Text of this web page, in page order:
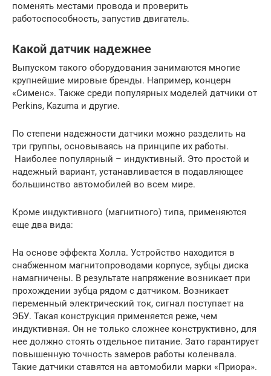
поменять местами провода и проверить
работоспособность, запустив двигатель.
Какой датчик надежнее
Выпуском такого оборудования занимаются многие
крупнейшие мировые бренды. Например, концерн
«Сименс». Также среди популярных моделей датчики от
Perkins, Kazuma и другие.
По степени надежности датчики можно разделить на
три группы, основываясь на принципе их работы.
Наиболее популярный – индуктивный. Это простой и
надежный вариант, устанавливается в подавляющее
большинство автомобилей во всем мире.
Кроме индуктивного (магнитного) типа, применяются
еще два вида:
На основе эффекта Холла. Устройство находится в
снабженном магнитопроводами корпусе, зубцы диска
намагничены. В результате напряжение возникает при
прохождении зубца рядом с датчиком. Возникает
переменный электрический ток, сигнал поступает на
ЭБУ. Такая конструкция применяется реже, чем
индуктивная. Он не только сложнее конструктивно, для
нее должно стоять отдельное питание. Зато гарантирует
повышенную точность замеров работы коленвала.
Такие датчики ставятся на автомобили марки «Приора».